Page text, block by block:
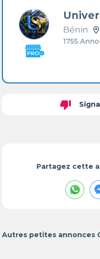
Bénin
1755
thumb_down
Partagez cette
Autres petites annonces